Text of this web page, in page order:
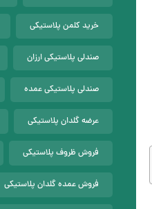
خرید کلمن پلاستیکی
صندلی پلاستیکی ارزان
صندلی پلاستیکی عمده
عرضه گلدان پلاستیکی
فروش ظروف پلاستیکی
فروش عمده گلدان پلاستیکی